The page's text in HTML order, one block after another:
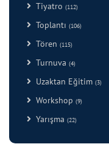
Tiyatro (112)
Toplantı (106)
Tören (115)
Turnuva (4)
Uzaktan Eğitim (3)
Workshop (9)
Yarışma (22)